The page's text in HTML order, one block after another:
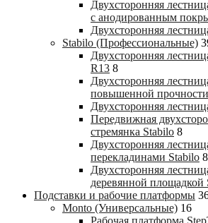
Двухсторонняя
с анодированным
Двухсторонняя
Stabilo (Профессиональные)
Двухсторонняя
R13 8
Двухсторонняя
повышенной
Двухсторонняя
Передвижная
стремянка Stabilo 8
Двухсторонняя
перекладинами Stabilo 8
Двухсторонняя
деревянной площадкой
Подставки и рабочие платформы
Monto (Универсальные) 16
Рабочая платформа